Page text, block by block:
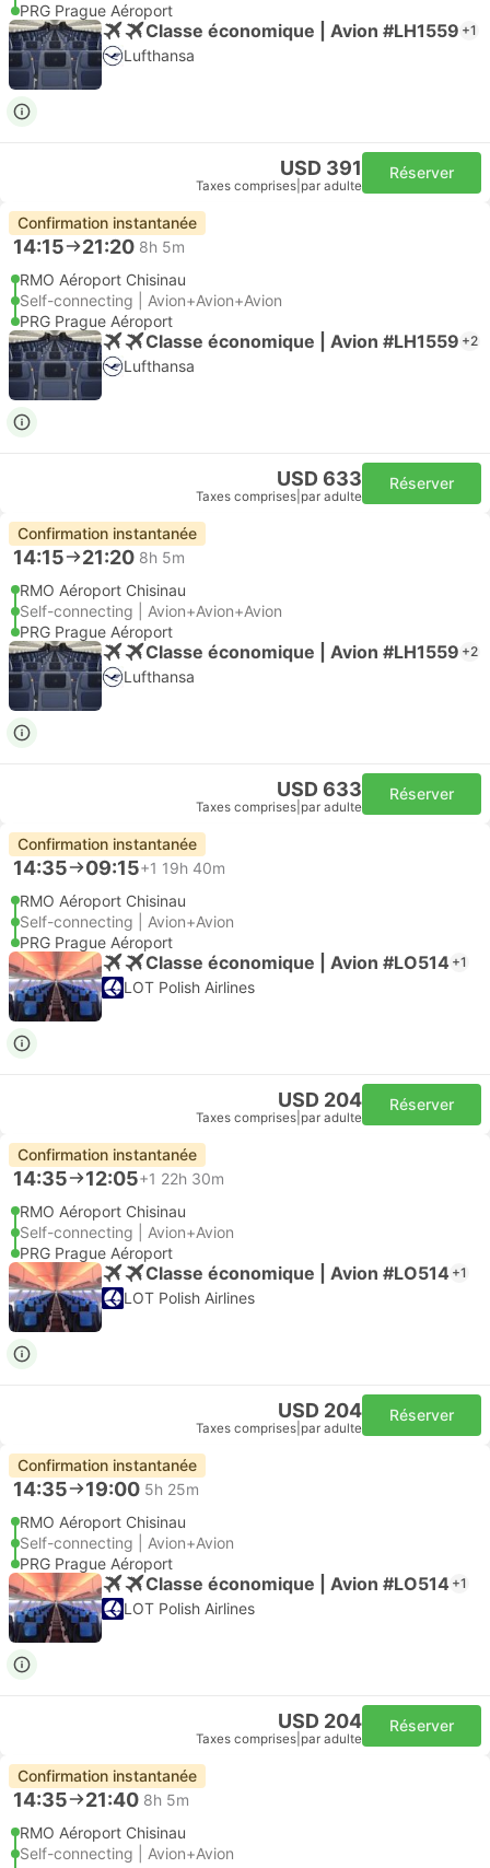
PRG Prague Aéroport
Classe économique | Avion #LH1559 +1
Lufthansa
USD 391
Taxes comprises par adulte
Réserver
Confirmation instantanée
14:15 21:20 8h 5m
RMO Aéroport Chisinau
Self-connecting | Avion+Avion+Avion
PRG Prague Aéroport
Classe économique | Avion #LH1559 +2
Lufthansa
USD 633
Taxes comprises par adulte
Réserver
Confirmation instantanée
14:15 21:20 8h 5m
RMO Aéroport Chisinau
Self-connecting | Avion+Avion+Avion
PRG Prague Aéroport
Classe économique | Avion #LH1559 +2
Lufthansa
USD 633
Taxes comprises par adulte
Réserver
Confirmation instantanée
14:35 09:15+1 19h 40m
RMO Aéroport Chisinau
Self-connecting | Avion+Avion
PRG Prague Aéroport
Classe économique | Avion #LO514 +1
LOT Polish Airlines
USD 204
Taxes comprises par adulte
Réserver
Confirmation instantanée
14:35 12:05+1 22h 30m
RMO Aéroport Chisinau
Self-connecting | Avion+Avion
PRG Prague Aéroport
Classe économique | Avion #LO514 +1
LOT Polish Airlines
USD 204
Taxes comprises par adulte
Réserver
Confirmation instantanée
14:35 19:00 5h 25m
RMO Aéroport Chisinau
Self-connecting | Avion+Avion
PRG Prague Aéroport
Classe économique | Avion #LO514 +1
LOT Polish Airlines
USD 204
Taxes comprises par adulte
Réserver
Confirmation instantanée
14:35 21:40 8h 5m
RMO Aéroport Chisinau
Self-connecting | Avion+Avion